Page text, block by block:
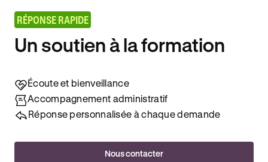
RÉPONSE RAPIDE
Un soutien à la formation
Écoute et bienveillance
Accompagnement administratif
Réponse personnalisée à chaque demande
Nous contacter